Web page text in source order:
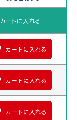
カートに入れる
カートに入れる
カートに入れる
カートに入れる